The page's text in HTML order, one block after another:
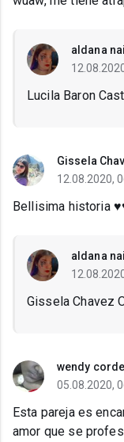
aldana
Lucila Baron
Gissela
12.08.2020,
Bellisima historia
aldana
Gissela Chavez
wendy
05.08.2020,
Esta pareja es
amor que se